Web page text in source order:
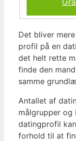
Det bliver
profil på en
det helt rette
finde den
samme
Antallet af
målgrupper og
datingprofil
forhold til at